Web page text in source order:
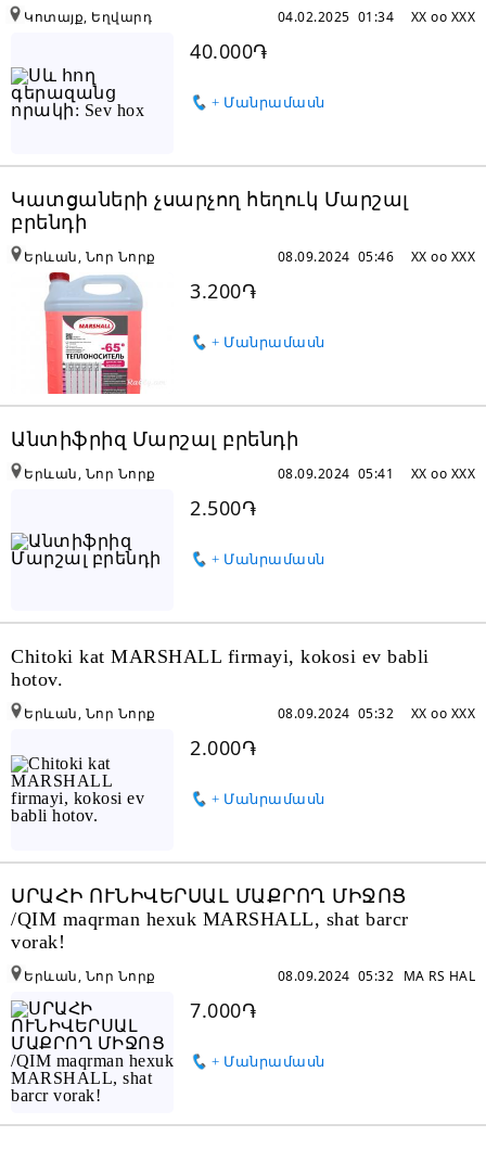
40.000֏
+ Մանրամասն
XX oo XXX
04.02.2025 01:34
Կոտայք, Եղվարդ
Կատցաների չսարչող հեղուկ Մարշալ
բրենդի
3.200֏
+ Մանրամասն
XX oo XXX
08.09.2024 05:46
Երևան, Նոր Նորք
Անտիֆրիզ Մարշալ բրենդի
2.500֏
+ Մանրամասն
XX oo XXX
08.09.2024 05:41
Երևան, Նոր Նորք
Chitoki kat MARSHALL firmayi, kokosi ev babli
hotov.
2.000֏
+ Մանրամասն
XX oo XXX
08.09.2024 05:32
Երևան, Նոր Նորք
ՍՐԱՀԻ ՈՒՆԻՎԵՐՍԱԼ ՄԱՔՐՈՂ ՄԻՋՈՑ
/QIM maqrman hexuk MARSHALL, shat barcr
vorak!
7.000֏
+ Մանրամասն
MA RS HAL
08.09.2024 05:32
Երևան, Նոր Նորք